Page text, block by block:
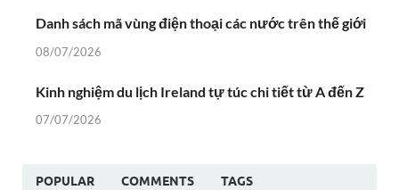
Danh sách mã vùng điện thoại các nước trên thế giới
08/07/2026
Kinh nghiệm du lịch Ireland tự túc chi tiết từ A đến Z
07/07/2026
POPULAR COMMENTS TAGS